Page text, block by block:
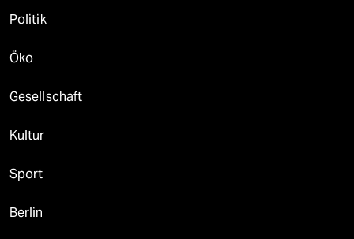
Politik
Öko
Gesellschaft
Kultur
Sport
Berlin